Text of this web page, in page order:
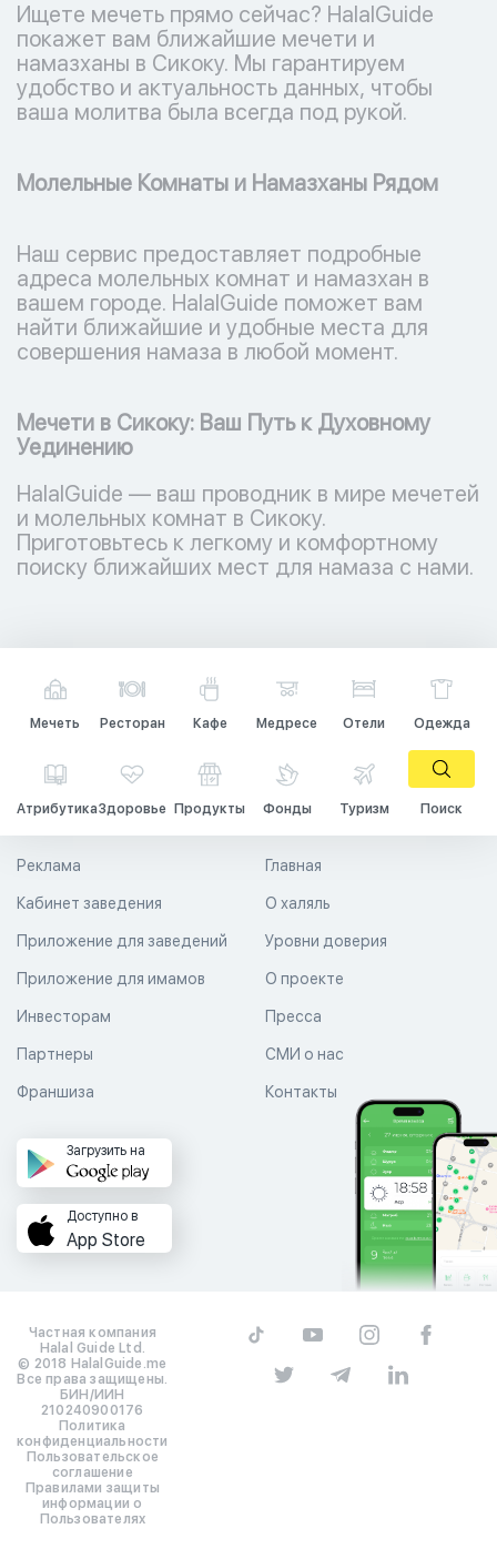
Ищете мечеть прямо сейчас? HalalGuide
покажет вам ближайшие мечети и
намазханы в Сикоку. Мы гарантируем
удобство и актуальность данных, чтобы
ваша молитва была всегда под рукой.
Молельные Комнаты и Намазханы Рядом
Наш сервис предоставляет подробные
адреса молельных комнат и намазхан в
вашем городе. HalalGuide поможет вам
найти ближайшие и удобные места для
совершения намаза в любой момент.
Мечети в Сикоку: Ваш Путь к Духовному
Уединению
HalalGuide — ваш проводник в мире мечетей
и молельных комнат в Сикоку.
Приготовьтесь к легкому и комфортному
поиску ближайших мест для намаза с нами.
Мечеть Ресторан Кафе Медресе Отели Одежда
АтрибутикаЗдоровье Продукты Фонды Туризм Поиск
Главная
О халяль
Уровни доверия
Реклама
Кабинет заведения
Приложение для заведений
Приложение для имамов О проекте
Пресса
СМИ о нас
Контакты
Инвесторам
Партнеры
Франшиза
Загрузить на
Доступно в
App Store
Частная компания
Halal Guide Ltd.
© 2018 HalalGuide.me
Все права защищены.
БИН/ИИН
210240900176
Политика
конфиденциальности
Пользовательское
соглашение
Правилами защиты
информации о
Пользователях